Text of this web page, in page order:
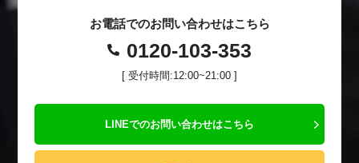
お電話でのお問い合わせはこちら
0120-103-353
[ 受付時間:12:00~21:00 ]
LINEでのお問い合わせはこちら